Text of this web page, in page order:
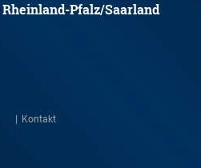
Pfalz/Saarland
Kontakt